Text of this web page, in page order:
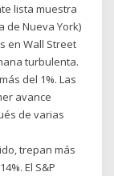
lista muestra
de Nueva York)
en Wall Street
turbulenta.
del 1%. Las
avance
de varias
trepan más
El S&P